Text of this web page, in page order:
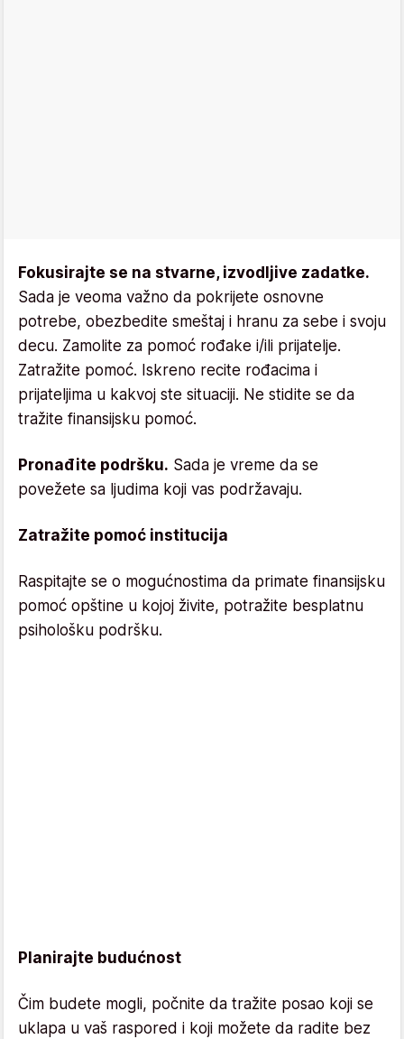
Fokusirajte se na stvarne, izvodljive zadatke.
Sada je veoma važno da pokrijete osnovne
potrebe, obezbedite smeštaj i hranu za sebe i svoju
decu. Zamolite za pomoć rođake i/ili prijatelje.
Zatražite pomoć. Iskreno recite rođacima i
prijateljima u kakvoj ste situaciji. Ne stidite se da
tražite finansijsku pomoć.
Pronađite podršku. Sada je vreme da se
povežete sa ljudima koji vas podržavaju.
Zatražite pomoć institucija
Raspitajte se o mogućnostima da primate finansijsku
pomoć opštine u kojoj živite, potražite besplatnu
psihološku podršku.
Planirajte budućnost
Čim budete mogli, počnite da tražite posao koji se
uklapa u vaš raspored i koji možete da radite bez